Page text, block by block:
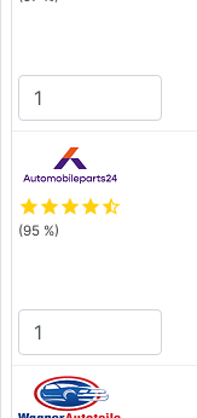
starstarstarstarstar_half
(95 %)